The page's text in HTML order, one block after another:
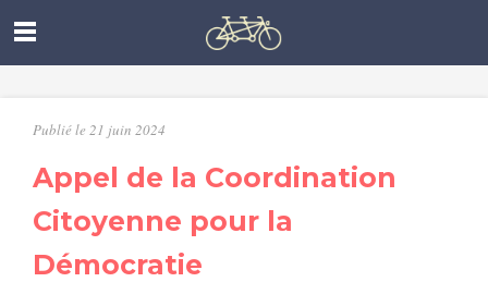
Publié le 21 juin 2024
Appel de la Coordination
Citoyenne pour la
Démocratie